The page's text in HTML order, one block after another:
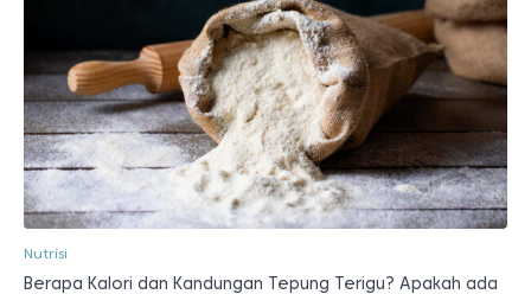
Nutrisi
Berapa Kalori dan Kandungan Tepung Terigu? Apakah ada